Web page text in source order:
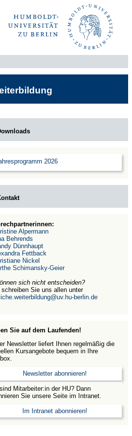
2026
Alpermann
Behrends
Dünnhaupt
Fettback
Nickel
Schimansky-Geier
sich nicht entscheiden?
schreiben Sie uns allen unter
berlin.de
Sie auf dem Laufenden!
Newsletter liefert Ihnen regelmäßig die
Kursangebote bequem in Ihre
Newsletter abonnieren!
Mitarbeiter:in der HU? Dann
Sie unsere Seite im Intranet.
Im Intranet abonnieren!